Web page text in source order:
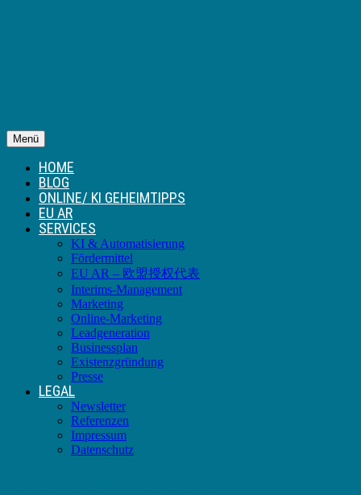
Menü
HOME
BLOG
ONLINE/ KI GEHEIMTIPPS
EU AR
SERVICES
KI & Automatisierung
Fördermittel
EU AR – 欧盟授权代表
Interims-Management
Marketing
Online-Marketing
Leadgeneration
Businessplan
Existenzgründung
Presse
LEGAL
Newsletter
Referenzen
Impressum
Datenschutz